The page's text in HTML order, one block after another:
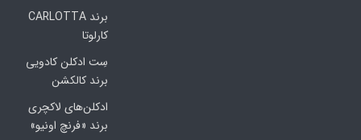
برند CARLOTTA
کارلوتا
سِت ادکلن کادویی
برند کالکشن
ادکلن‌های لاکچری
برند «فرنچ اونیو»